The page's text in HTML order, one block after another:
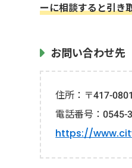
ーに相談すると引き
お問い合わせ先
住所：〒417-
電話番号：0545-
https://